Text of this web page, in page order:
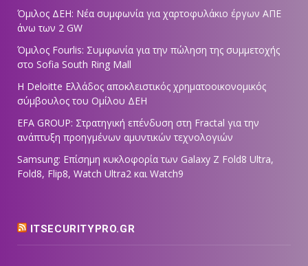
Όμιλος ΔΕΗ: Νέα συμφωνία για χαρτοφυλάκιο έργων ΑΠΕ
άνω των 2 GW
Όμιλος Fourlis: Συμφωνία για την πώληση της συμμετοχής
στο Sofia South Ring Mall
Η Deloitte Ελλάδος αποκλειστικός χρηματοοικονομικός
σύμβουλος του Ομίλου ΔΕΗ
EFA GROUP: Στρατηγική επένδυση στη Fractal για την
ανάπτυξη προηγμένων αμυντικών τεχνολογιών
Samsung: Επίσημη κυκλοφορία των Galaxy Z Fold8 Ultra,
Fold8, Flip8, Watch Ultra2 και Watch9
ITSECURITYPRO.GR